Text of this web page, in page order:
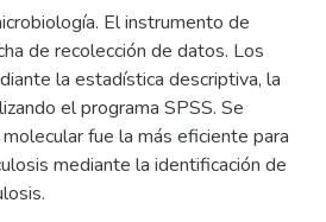
El instrumento de
de recolección de datos. Los
la estadística descriptiva, la
el programa SPSS. Se
fue la más eficiente para
mediante la identificación de